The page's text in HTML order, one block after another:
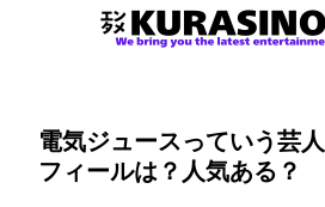
電気ジュースっていう芸
フィールは？人気ある？